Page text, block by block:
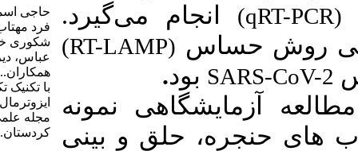
می‌گیرد.
(RT-LAMP)
بود.
نمونه
حلق و بینی
حاجی اسماعیلی قمی علی، نوری
فرد مهتاب، حمیدی فراهانی رامین،
شکوری خمارتاش مهدی، مروتی
عباس، دیربازیان اشکان و
همکاران.. شناسایی SARS-CoV- ۲
با تکنیک تکثیر به‌واسطه‌ی حلقه‌ی
ایزوترمال معکوس (RT-LAMP).
مجله علمي دانشگاه علوم پزشكي
كردستان. ۱۴۰۲; ۲۸ (۴) :۶۶-۷۶